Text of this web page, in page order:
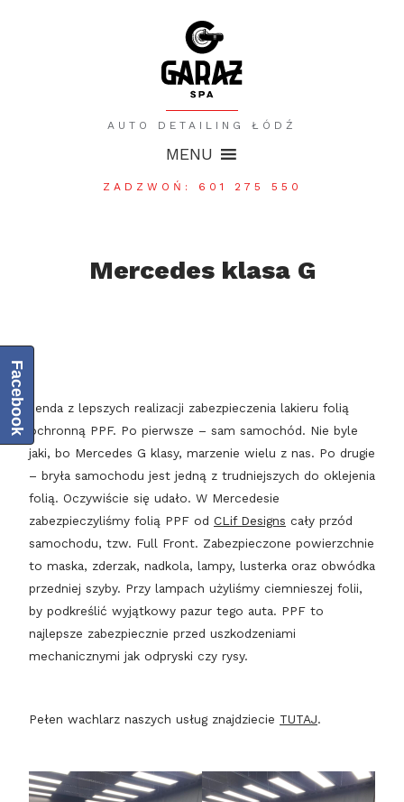
AUTO DETAILING ŁÓDŹ
MENU
ZADZWOŃ: 601 275 550
Mercedes klasa G
Jenda z lepszych realizacji zabezpieczenia lakieru folią
ochronną PPF. Po pierwsze – sam samochód. Nie byle
jaki, bo Mercedes G klasy, marzenie wielu z nas. Po drugie
– bryła samochodu jest jedną z trudniejszych do oklejenia
folią. Oczywiście się udało. W Mercedesie
zabezpieczyliśmy folią PPF od CLif Designs cały przód
samochodu, tzw. Full Front. Zabezpieczone powierzchnie
to maska, zderzak, nadkola, lampy, lusterka oraz obwódka
przedniej szyby. Przy lampach użyliśmy ciemnieszej folii,
by podkreślić wyjątkowy pazur tego auta. PPF to
najlepsze zabezpiecznie przed uszkodzeniami
mechanicznymi jak odpryski czy rysy.
Pełen wachlarz naszych usług znajdziecie TUTAJ.
Facebook